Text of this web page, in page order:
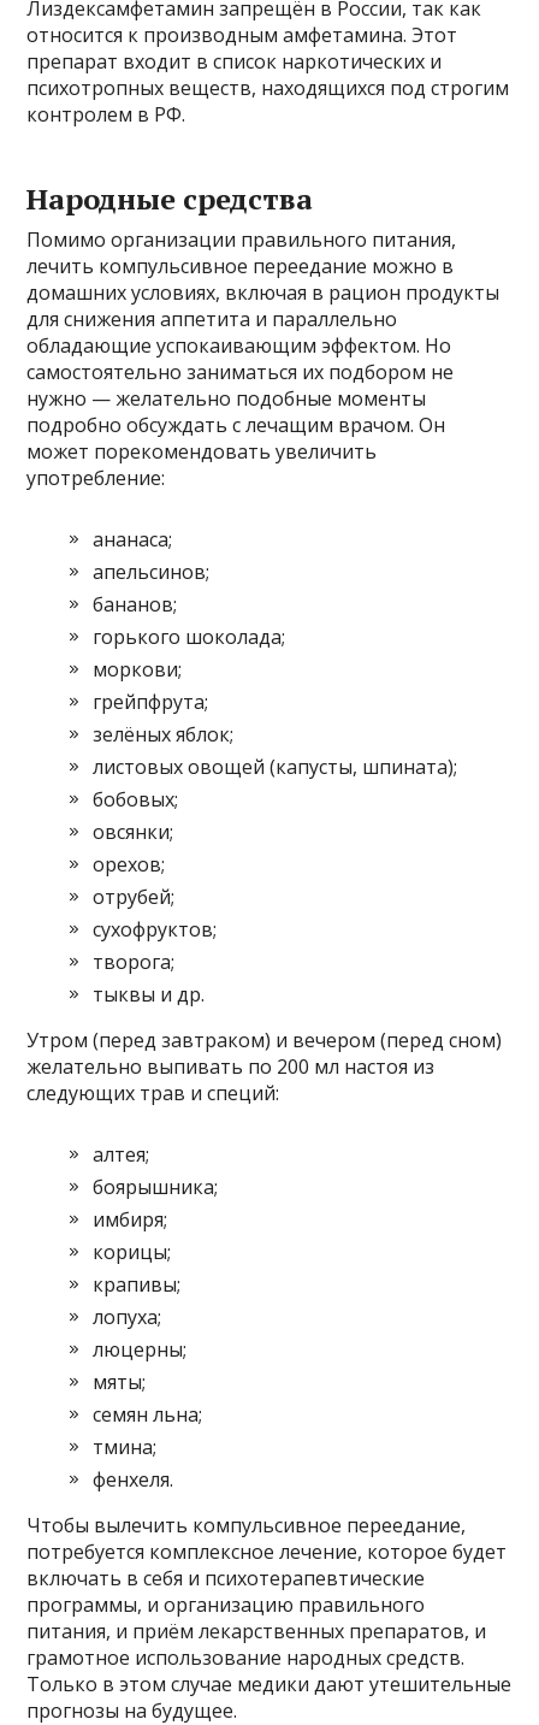
Лиздексамфетамин запрещён в России, так как
относится к производным амфетамина. Этот
препарат входит в список наркотических и
психотропных веществ, находящихся под строгим
контролем в РФ.
Народные средства
Помимо организации правильного питания,
лечить компульсивное переедание можно в
домашних условиях, включая в рацион продукты
для снижения аппетита и параллельно
обладающие успокаивающим эффектом. Но
самостоятельно заниматься их подбором не
нужно — желательно подобные моменты
подробно обсуждать с лечащим врачом. Он
может порекомендовать увеличить
употребление:
ананаса;
апельсинов;
бананов;
горького шоколада;
моркови;
грейпфрута;
зелёных яблок;
листовых овощей (капусты, шпината);
бобовых;
овсянки;
орехов;
отрубей;
сухофруктов;
творога;
тыквы и др.
Утром (перед завтраком) и вечером (перед сном)
желательно выпивать по 200 мл настоя из
следующих трав и специй:
алтея;
боярышника;
имбиря;
корицы;
крапивы;
лопуха;
люцерны;
мяты;
семян льна;
тмина;
фенхеля.
Чтобы вылечить компульсивное переедание,
потребуется комплексное лечение, которое будет
включать в себя и психотерапевтические
программы, и организацию правильного
питания, и приём лекарственных препаратов, и
грамотное использование народных средств.
Только в этом случае медики дают утешительные
прогнозы на будущее.